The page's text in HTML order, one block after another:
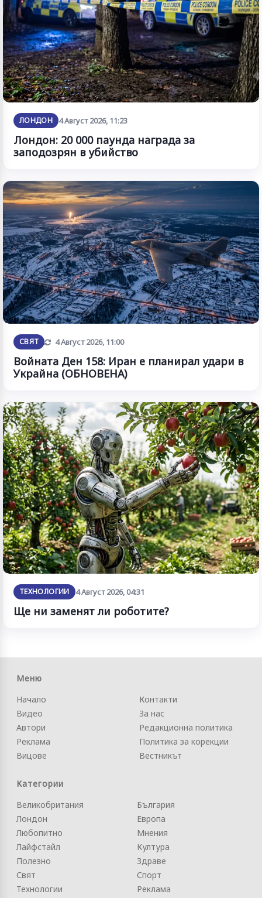
ЛОНДОН 4 Август 2026, 11:23
Лондон: 20 000 паунда награда за
заподозрян в убийство
СВЯТ Обновена
4 Август 2026, 11:00
Войната Ден 158: Иран е планирал удари в
Украйна (ОБНОВЕНА)
ТЕХНОЛОГИИ 4 Август 2026, 04:31
Ще ни заменят ли роботите?
Меню
Начало
Видео
Автори
Реклама
Вицове
Контакти
За нас
Редакционна политика
Политика за корекции
Вестникът
Категории
Великобритания
Лондон
Любопитно
Лайфстайл
Полезно
Свят
Технологии
България
Европа
Мнения
Култура
Здраве
Спорт
Реклама